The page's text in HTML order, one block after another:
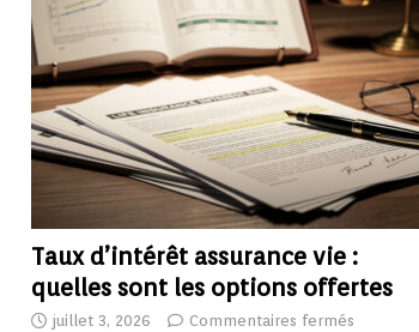
Taux d’intérêt assurance vie :
quelles sont les options offertes
juillet 3, 2026 Commentaires fermés